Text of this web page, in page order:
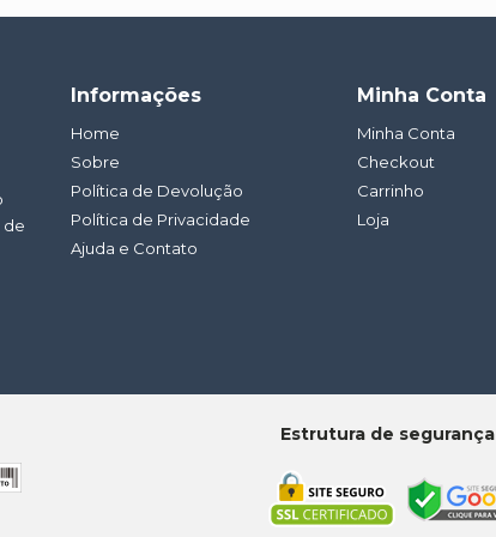
de
Informações
Home
Sobre
Política de Devolução
Política de Privacidade
Ajuda e Contato
Minha Conta
Minha Conta
Checkout
Carrinho
Loja
Estrutura de segurança